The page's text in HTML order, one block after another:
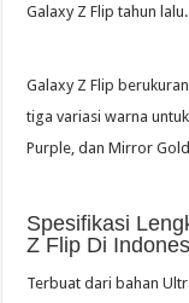
Galaxy Z Flip tahun lalu.
Galaxy Z Flip
tiga variasi warna
Purple, dan Mirror
Spesifikasi
Z Flip Di
Terbuat dari bahan